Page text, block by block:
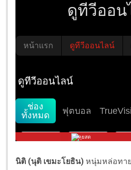
นิติ (นุติ เขมะโยธิน) หนุ่มหล่อทา